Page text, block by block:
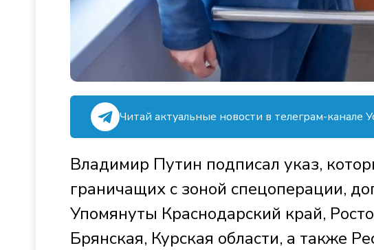
Читай актуальные новости в телеграм-канале
Владимир Путин подписал указ,
граничащих с зоной спецоперации,
Упомянуты Краснодарский край,
Брянская, Курская области, а также